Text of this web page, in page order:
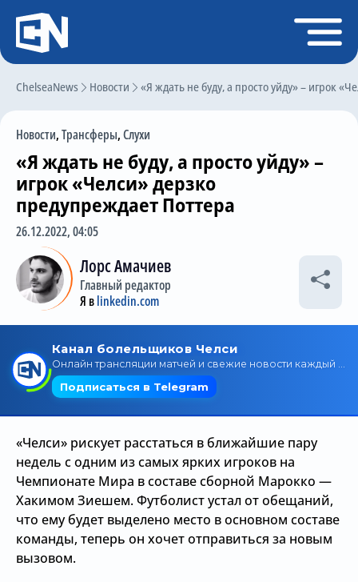
ChelseaNews Новости «Я ждать не буду, а просто уйду» – игрок
Новости,Трансферы,Слухи
«Я ждать не буду, а просто уйду» –
игрок «Челси» дерзко
предупреждает Поттера
26.12.2022, 04:05
Лорс Амачиев
Главный редактор
Я вlinkedin.com
«Челси» рискует расстаться в ближайшие пару
недель с одним из самых ярких игроков на
Чемпионате Мира в составе сборной Марокко —
Хакимом Зиешем. Футболист устал от обещаний,
что ему будет выделено место в основном составе
команды, теперь он хочет отправиться за новым
вызовом.
Регистрация
Главная
Чат
Трансферы
Слухи
История Челси
Статистика
Календарь игр
Состав команды
Поиск по сайту
Трансляции
О сайте
Контакты